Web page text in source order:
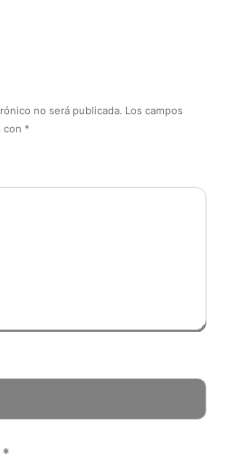
no será publicada. Los campos
con *
*